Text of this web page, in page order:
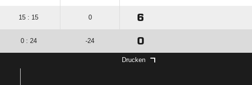
15 : 15 0 6
0 : 24 -24 0
Drucken